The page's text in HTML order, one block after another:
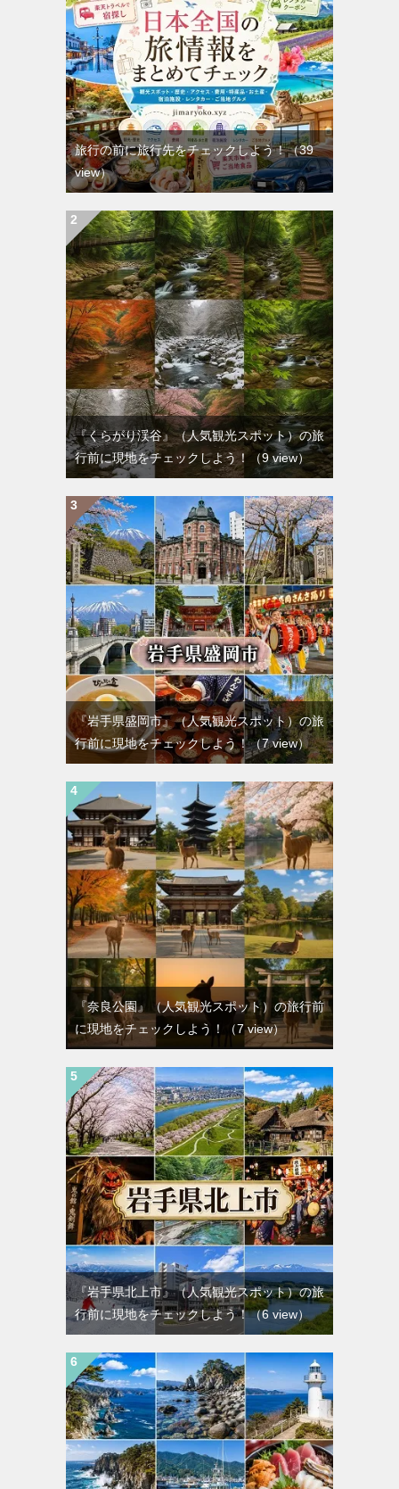
旅行の前に旅行先をチェックしよう！（39
view）
『くらがり渓谷』（人気観光スポット）の旅
行前に現地をチェックしよう！
（9 view）
『岩手県盛岡市』（人気観光スポット）の旅
行前に現地をチェックしよう！（7 view）
『奈良公園』（人気観光スポット）の旅行前
に現地をチェックしよう！
（7 view）
『岩手県北上市』（人気観光スポット）の旅
行前に現地をチェックしよう！（6 view）